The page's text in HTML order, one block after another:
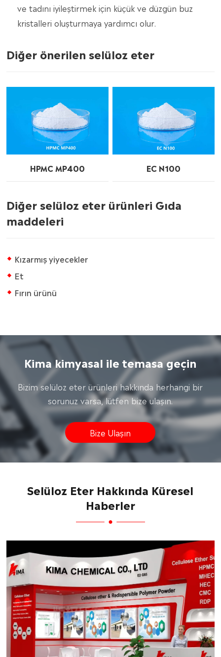
ve tadını iyileştirmek için küçük ve düzgün buz
kristalleri oluşturmaya yardımcı olur.
Diğer önerilen selüloz eter
HPMC MP400 EC N100
Diğer selüloz eter ürünleri Gıda
maddeleri
Kızarmış yiyecekler
Et
Fırın ürünü
Kima kimyasal ile temasa geçin
Bizim selüloz eter ürünleri hakkında herhangi bir
sorunuz varsa, lütfen bize ulaşın.
Bize Ulaşın
Selüloz Eter Hakkında Küresel
Haberler